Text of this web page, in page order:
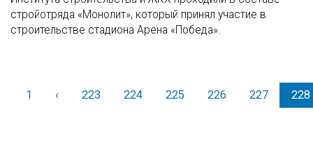
стройотряда «Монолит», который принял участие в
строительстве стадиона Арена «Победа».
1 ‹Назад223 224 225 226 227 228